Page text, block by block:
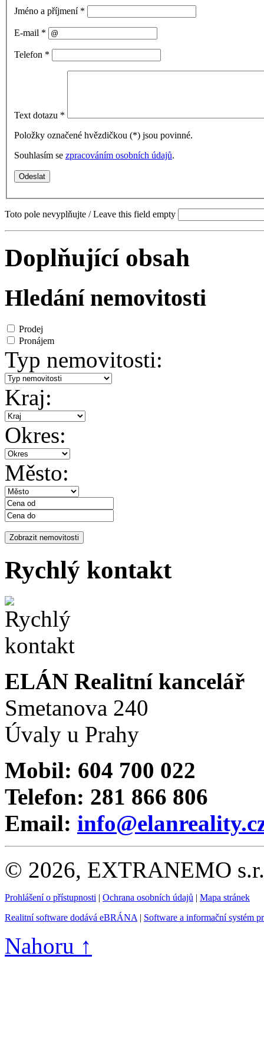
Jméno a příjmení *
E-mail *
Telefon *
Text dotazu *
Položky označené hvězdičkou (*) jsou povinné.
Souhlasím se zpracováním osobních údajů.
Toto pole nevyplňujte / Leave this field empty
Doplňující obsah
Hledání nemovitosti
Prodej
Pronájem
Typ nemovitosti:
Kraj:
Okres:
Město:
Rychlý kontakt
ELÁN Realitní kancelář
Smetanova 240
Úvaly u Prahy
Mobil: 604 700 022
Telefon: 281 866 806
Email:
© 2026, EXTRANEMO
Prohlášení o přístupnosti | Ochrana osobních údajů | Mapa stránek
Realitní software dodává eBRÁNA | Software a informační systém
Nahoru ↑